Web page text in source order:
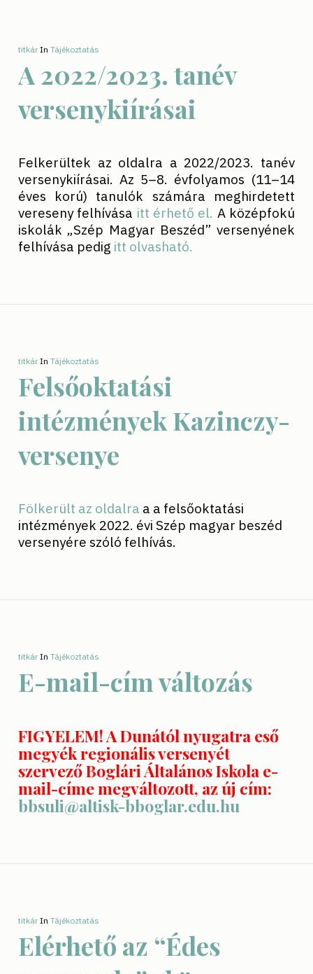
titkár In Tájékoztatás
A 2022/2023. tanév
versenykiírásai
Felkerültek az oldalra a 2022/2023. tanév
versenykiírásai. Az 5–8. évfolyamos (11–14
éves korú) tanulók számára meghirdetett
vereseny felhívása itt érhető el. A középfokú
iskolák „Szép Magyar Beszéd” versenyének
felhívása pedig itt olvasható.
titkár In Tájékoztatás
Felsőoktatási
intézmények Kazinczy-
versenye
Fölkerült az oldalra a a felsőoktatási
intézmények 2022. évi Szép magyar beszéd
versenyére szóló felhívás.
titkár In Tájékoztatás
E-mail-cím változás
FIGYELEM! A Dunától nyugatra eső
megyék regionális versenyét
szervező Boglári Általános Iskola e-
mail-címe megváltozott, az új cím:
bbsuli@altisk-bboglar.edu.hu
titkár In Tájékoztatás
Elérhető az “Édes